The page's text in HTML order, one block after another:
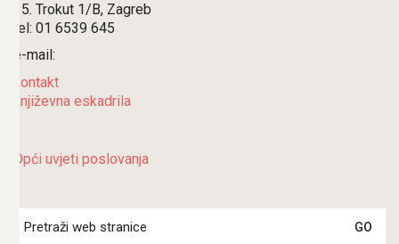
15. Trokut 1/B, Zagreb
tel: 01 6539 645
e-mail:
kontakt
književna eskadrila
Opći uvjeti poslovanja
for: